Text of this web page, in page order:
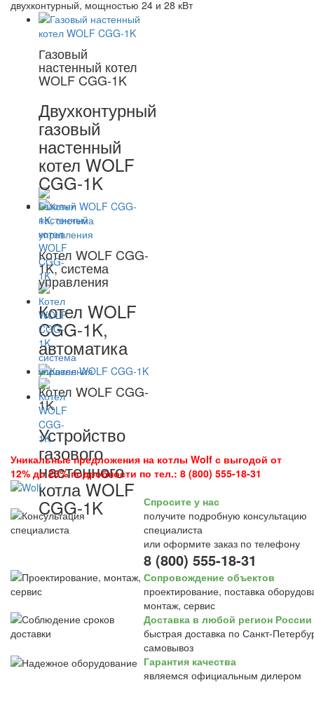
двухконтурный, мощностью 24 и 28 кВт
Газовый
настенный котел
WOLF CGG-1K
Двухконтурный
газовый
настенный
котел WOLF
CGG-1K
Котел WOLF CGG-
1K, система
управления
Котел WOLF
CGG-1K,
автоматика
Котел WOLF CGG-
1K
Устройство
газового
настенного
котла WOLF
CGG-1K
Уникальные предложения на котлы Wolf с выгодой от
12% до 23% подробности по тел.: 8 (800) 555-18-31
Спросите у нас
получите подробную консультацию
специалиста
или оформите заказ по телефону
8 (800) 555-18-31
Сопровождение объектов
проектирование, поставка
монтаж, сервис
Доставка в любой регион России
быстрая доставка по Санкт-
самовывоз
Гарантия качества
являемся официальным дилером